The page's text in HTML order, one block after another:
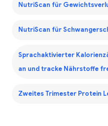
NutriScan für
NutriScan für
Sprachaktivierter
an und tracke Nährstoffe
Zweites Trimester Protein